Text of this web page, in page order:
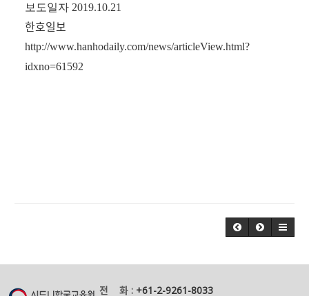
보도일자 2019.10.21
한호일보
http://www.hanhodaily.com/news/articleView.html?
idxno=61592
전 화 : +61-2-9261-8033